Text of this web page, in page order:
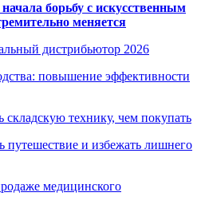
борьбу с искусственным
меняется
дистрибьютор 2026
повышение эффективности
складскую технику, чем покупать
путешествие и избежать лишнего
медицинского